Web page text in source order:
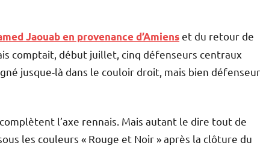
Jaouab en provenance d’Amienset du retour de
comptait, début juillet, cinq défenseurs centraux
jusque-là dans le couloir droit, mais bien défenseur
l’axe rennais. Mais autant le dire tout de
les couleurs « Rouge et Noir » après la clôture du